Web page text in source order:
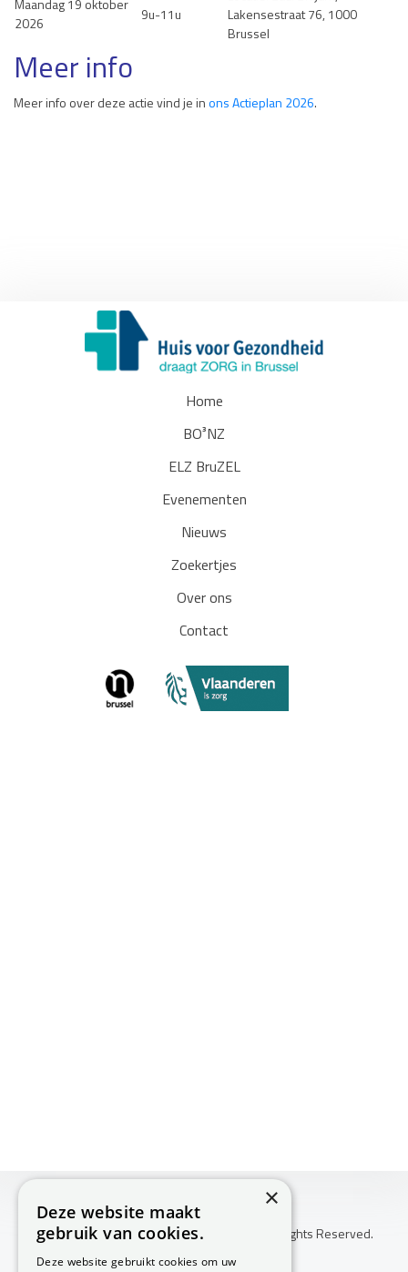
Maandag 19 oktober
2026
9u-11u
Lakensestraat 76, 1000
Brussel
Meer info
Meer info over deze actie vind je in ons Actieplan 2026.
Home
BO³NZ
ELZ BruZEL
Evenementen
Nieuws
Zoekertjes
Over ons
Contact
Copyright © 2026 Huis Voor Gezondheid. All Rights Reserved.
×
Deze website maakt
gebruik van cookies.
Deze website gebruikt cookies om uw